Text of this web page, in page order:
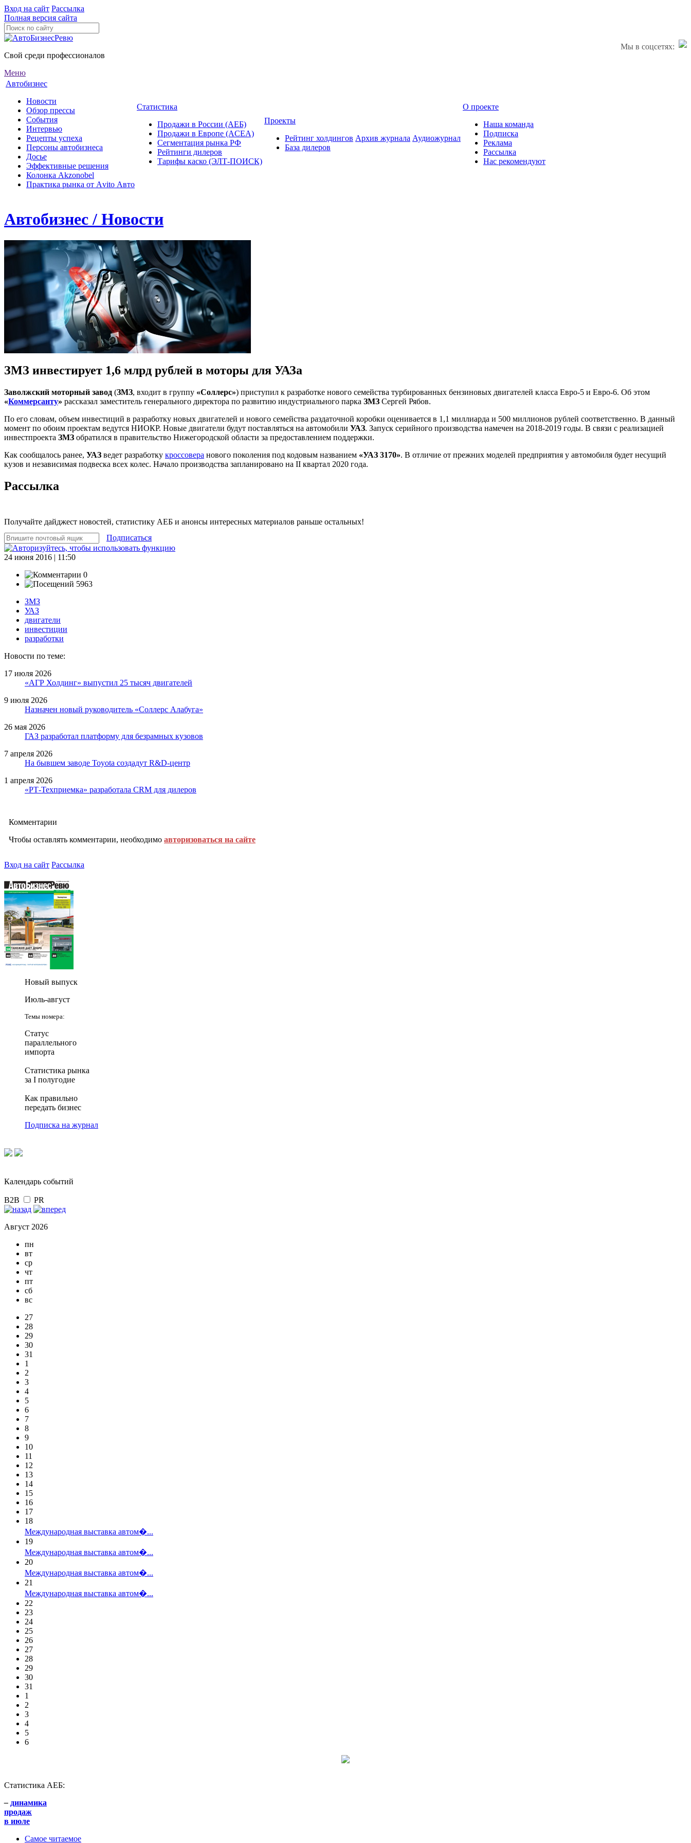
Вход на сайт Рассылка
Полная версия сайта
Мы в соцсетях:
Свой среди профессионалов
Меню
Автобизнес
Новости
Обзор прессы
События
Интервью
Рецепты успеха
Персоны автобизнеса
Досье
Эффективные решения
Колонка Akzonobel
Практика рынка от Аvito Авто
Статистика
Продажи в России (АЕБ)
Продажи в Европе (ACEA)
Сегментация рынка РФ
Рейтинги дилеров
Тарифы каско (ЭЛТ-ПОИСК)
Проекты
Рейтинг холдингов
База дилеров
Архив журнала Аудиожурнал
О проекте
Наша команда
Подписка
Реклама
Рассылка
Нас рекомендуют
Автобизнес / Новости
ЗМЗ инвестирует 1,6 млрд рублей в моторы для УАЗа
Заволжский моторный завод (ЗМЗ, входит в группу «Соллерс») приступил к разработке нового семейства турбированных бензиновых двигателей класса Евро-5 и Евро-6. Об этом
«Коммерсанту» рассказал заместитель генерального директора по развитию индустриального парка ЗМЗ Сергей Рябов.
По его словам, объем инвестиций в разработку новых двигателей и нового семейства раздаточной коробки оценивается в 1,1 миллиарда и 500 миллионов рублей соответственно. В данный
момент по обоим проектам ведутся НИОКР. Новые двигатели будут поставляться на автомобили УАЗ. Запуск серийного производства намечен на 2018-2019 годы. В связи с реализацией
инвестпроекта ЗМЗ обратился в правительство Нижегородской области за предоставлением поддержки.
Как сообщалось ранее, УАЗ ведет разработку кроссовера нового поколения под кодовым названием «УАЗ 3170». В отличие от прежних моделей предприятия у автомобиля будет несущий
кузов и независимая подвеска всех колес. Начало производства запланировано на II квартал 2020 года.
Рассылка
Получайте дайджест новостей, статистику АЕБ и анонсы интересных материалов раньше остальных!
Подписаться
24 июня 2016 | 11:50
0
5963
ЗМЗ
УАЗ
двигатели
инвестиции
разработки
Новости по теме:
17 июля 2026
«АГР Холдинг» выпустил 25 тысяч двигателей
9 июля 2026
Назначен новый руководитель «Соллерс Алабуга»
26 мая 2026
ГАЗ разработал платформу для безрамных кузовов
7 апреля 2026
На бывшем заводе Toyota создадут R&D-центр
1 апреля 2026
«РТ-Техприемка» разработала CRM для дилеров
Комментарии
Чтобы оставлять комментарии, необходимо авторизоваться на сайте
Вход на сайт Рассылка
Новый выпуск
Июль-август
Темы номера:
Статус
параллельного
импорта
Статистика рынка
за I полугодие
Как правильно
передать бизнес
Подписка на журнал
Календарь событий
B2B PR
Август 2026
пн
вт
ср
чт
пт
сб
вс
27
28
29
30
31
1
2
3
4
5
6
7
8
9
10
11
12
13
14
15
16
17
18
Международная выставка автом�...
19
Международная выставка автом�...
20
Международная выставка автом�...
21
Международная выставка автом�...
22
23
24
25
26
27
28
29
30
31
1
2
3
4
5
6
Статистика АЕБ:
– динамика
продаж
в июле
Самое читаемое